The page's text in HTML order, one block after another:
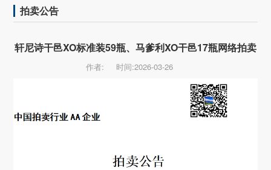
拍卖公告
轩尼诗干邑XO标准装59瓶、马爹利XO干邑17瓶网络拍卖
作者: 时间:2026-03-26